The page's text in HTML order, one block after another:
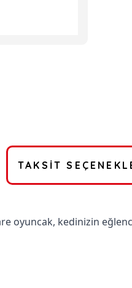
TAKSIT
oyuncak, kedinizin